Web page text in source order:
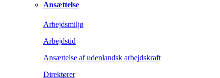
Ansættelse
Arbejdsmiljø
Arbejdstid
Ansættelse af udenlandsk arbejdskraft
Direktører